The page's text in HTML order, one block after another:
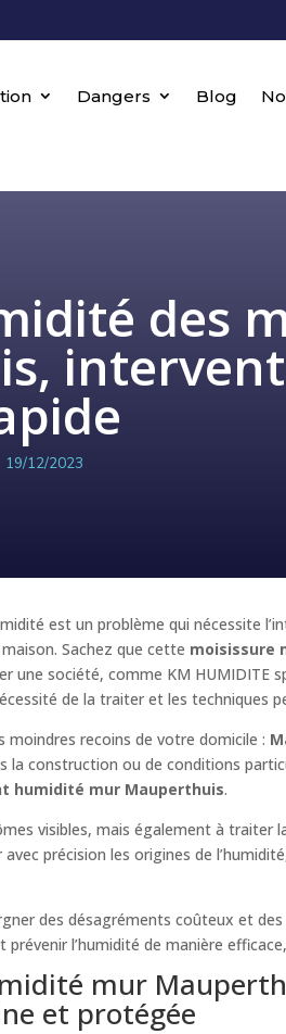
Dangers Blog
des
19/12/2023
est un problème qui nécessite
Sachez que cette moisissure
une société, comme KM HUMIDITE
de la traiter et les techniques
moindres recoins de votre domicile :
la construction ou de conditions
humidité mur Mauperthuis.
visibles, mais également à traiter
précision les origines de
des désagréments coûteux et
l’humidité de manière
mur
et protégée